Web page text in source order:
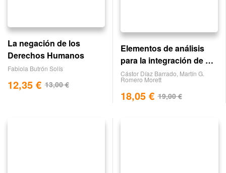
La negación de los
Derechos Humanos
Fabiola Butrón Solís
13,00€
12,35 €
Elementos de análisis
para la integración de un
espacio iberoamericano
Cástor Díaz Barrado Martín G.
Romero Morett
19,00€
18,05 €